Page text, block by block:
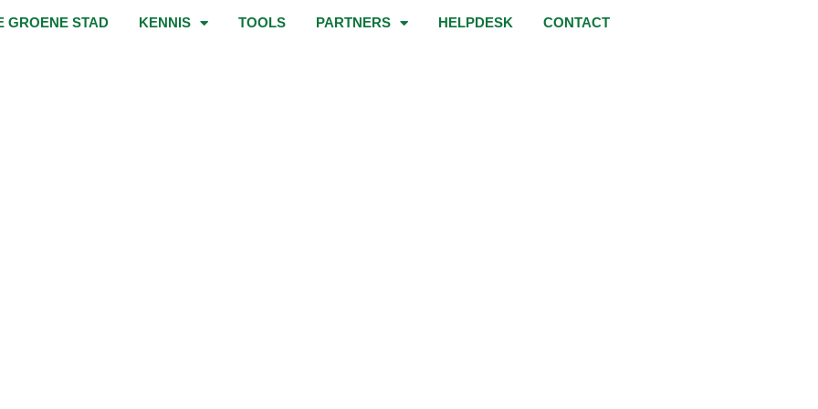
GROENE STAD KENNIS TOOLS PARTNERS HELPDESK CONTACT